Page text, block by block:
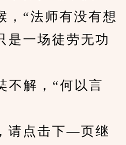
，“法师有没有想
是一场徒劳无功
解，“何以言
点击下—页继